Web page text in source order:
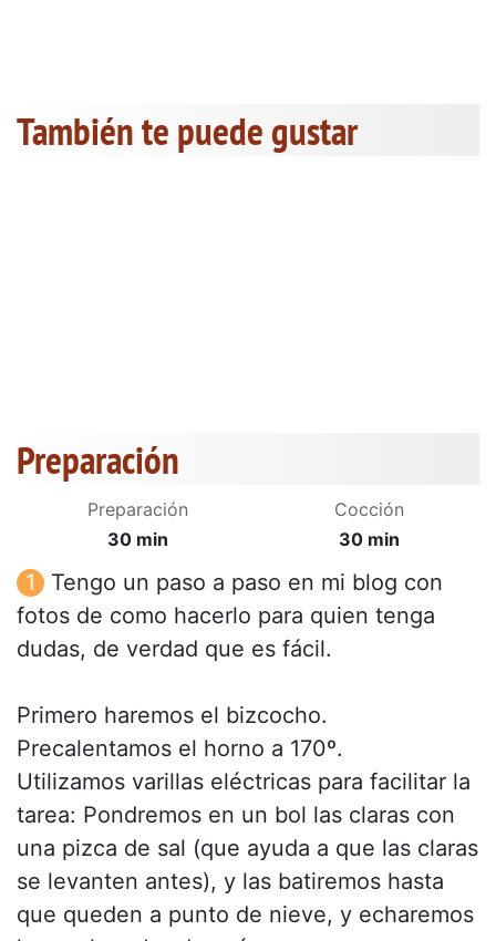
También te puede gustar
Preparación
Preparación
30 min
Cocción
30 min
Tengo un paso a paso en mi blog con
fotos de como hacerlo para quien tenga
dudas, de verdad que es fácil.
Primero haremos el bizcocho.
Precalentamos el horno a 170º.
Utilizamos varillas eléctricas para facilitar la
tarea: Pondremos en un bol las claras con
una pizca de sal (que ayuda a que las claras
se levanten antes), y las batiremos hasta
que queden a punto de nieve, y echaremos